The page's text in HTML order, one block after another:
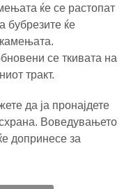
ќе се растопат
бубрезите ќе
се ткивата на
тракт.
да ја пронајдете
Воведувањето
допринесе за